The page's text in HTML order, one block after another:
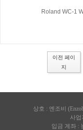
이전 페이
지
상호 : 엔조비
사업
입금 계좌 :